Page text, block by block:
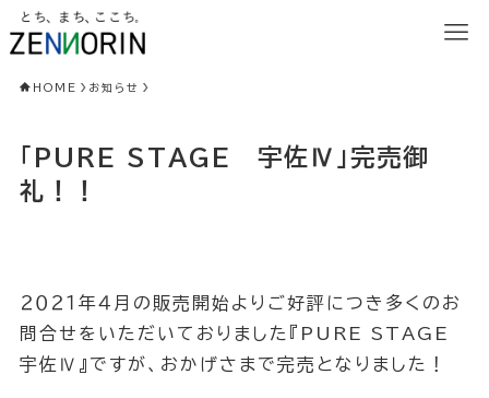
HOME お知らせ
「PURE STAGE 宇佐Ⅳ」完売御
礼！！
２０２１年４月の販売開始よりご好評につき多くのお
問合せをいただいておりました『PURE STAGE
宇佐Ⅳ』ですが、おかげさまで完売となりました！